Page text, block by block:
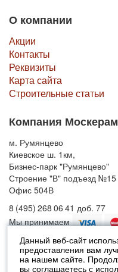
Данный веб-сайт
предоставления вам
на нашем сайте.
вы соглашаетесь с
О компании
Акции
Контакты
Реквизиты
Карта сайта
Строительные статьи
Компания Москерам
м. Румянцево
Киевское ш. 1км,
Бизнес-парк "Румянцево"
Строение "В" подъезд №15
Офис 504В
8 (495) 268 06 41 доб. 77
Мы принимаем
© 2010-2026 Москерам
Указанные на сайте цены не